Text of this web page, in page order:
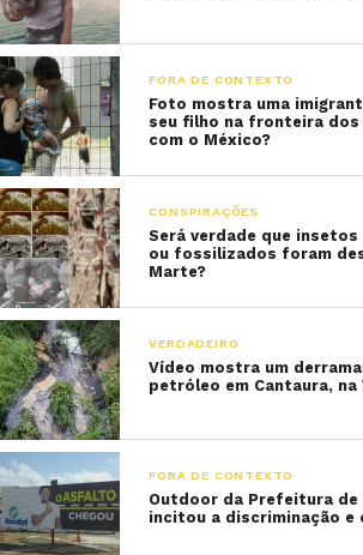
FORA DE CONTEXTO
Foto mostra uma
seu filho na fronteira dos
com o México?
CONSPIRAÇÕES
Será verdade que
ou fossilizados foram
Marte?
VERDADEIRO
Vídeo mostra um
petróleo em Cantaura, na
FORA DE CONTEXTO
Outdoor da Prefeitura de
incitou a discriminação e